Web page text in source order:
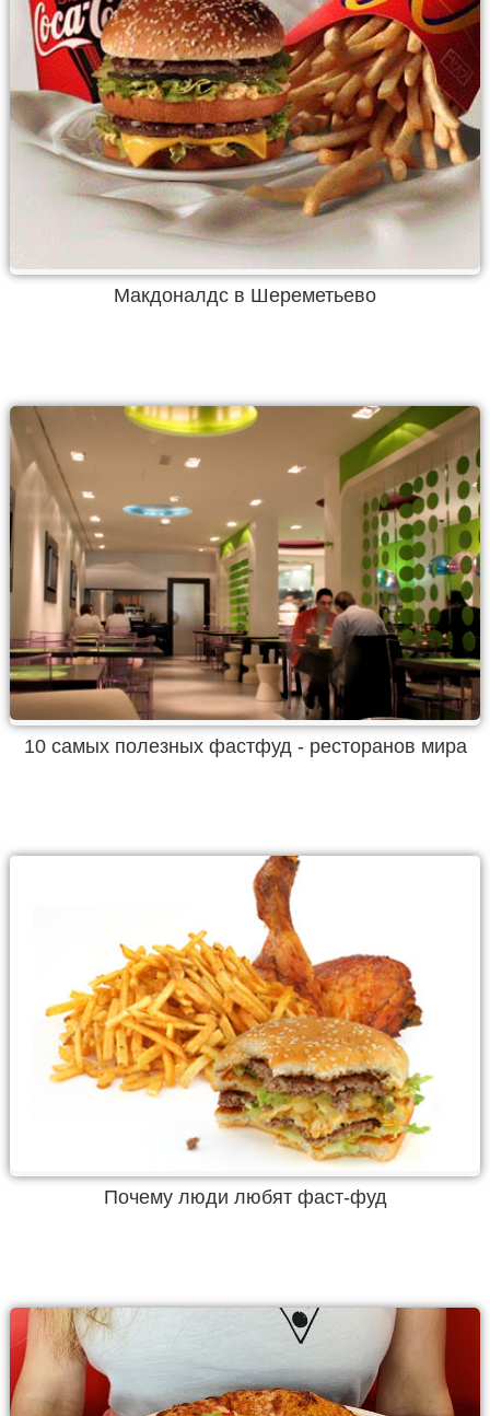
Макдоналдс в Шереметьево
10 самых полезных фастфуд - ресторанов мира
Почему люди любят фаст-фуд